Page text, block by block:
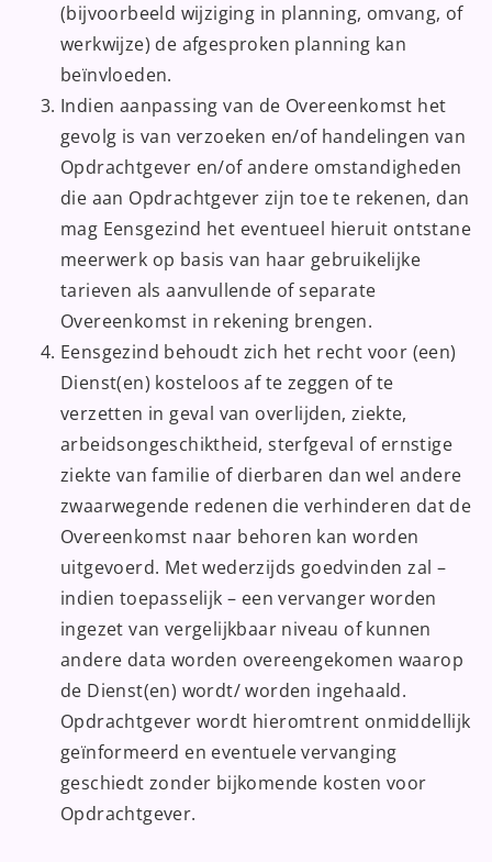
(bijvoorbeeld wijziging in planning, omvang, of
werkwijze) de afgesproken planning kan
beïnvloeden.
Indien aanpassing van de Overeenkomst het
gevolg is van verzoeken en/of handelingen van
Opdrachtgever en/of andere omstandigheden
die aan Opdrachtgever zijn toe te rekenen, dan
mag Eensgezind het eventueel hieruit ontstane
meerwerk op basis van haar gebruikelijke
tarieven als aanvullende of separate
Overeenkomst in rekening brengen.
Eensgezind behoudt zich het recht voor (een)
Dienst(en) kosteloos af te zeggen of te
verzetten in geval van overlijden, ziekte,
arbeidsongeschiktheid, sterfgeval of ernstige
ziekte van familie of dierbaren dan wel andere
zwaarwegende redenen die verhinderen dat de
Overeenkomst naar behoren kan worden
uitgevoerd. Met wederzijds goedvinden zal –
indien toepasselijk – een vervanger worden
ingezet van vergelijkbaar niveau of kunnen
andere data worden overeengekomen waarop
de Dienst(en) wordt/ worden ingehaald.
Opdrachtgever wordt hieromtrent onmiddellijk
geïnformeerd en eventuele vervanging
geschiedt zonder bijkomende kosten voor
Opdrachtgever.